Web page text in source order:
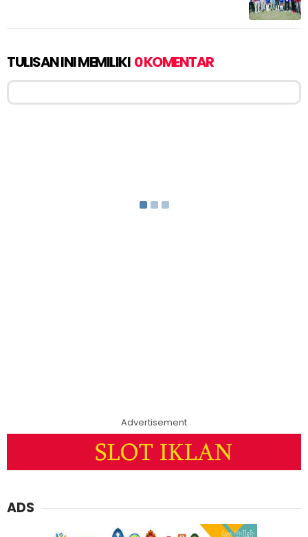
TULISAN INI MEMILIKI 0 KOMENTAR
Advertisement
ADS